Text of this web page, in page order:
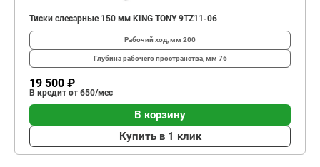
Тиски слесарные 150 мм KING TONY 9TZ11-06
Рабочий ход, мм 200
Глубина рабо­чего простран­ства, мм 76
19 500 ₽
В кредит от 650/мес
В корзину
Купить в 1 клик